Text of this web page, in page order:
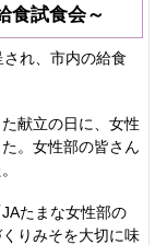
食試食会～
れ、市内の給食
献立の日に、女性
。女性部の皆さん
たまな女性部の
りみそを大切に味